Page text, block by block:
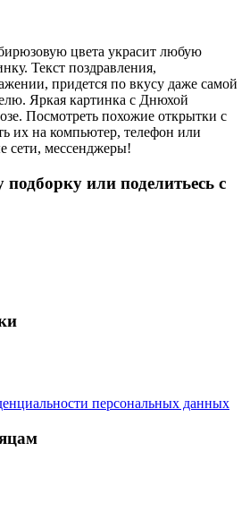
цвета украсит любую
Текст поздравления,
придется по вкусу даже самой
Яркая картинка с Днюхой
Посмотреть похожие открытки с
их на компьютер, телефон или
сети, мессенджеры!
подборку или поделитьесь с
персональных данных